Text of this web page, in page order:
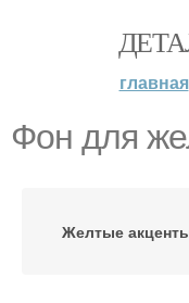
главная
Фон для
Желтые